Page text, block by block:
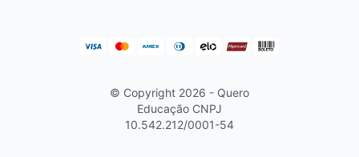
© Copyright 2026 - Quero
Educação CNPJ
10.542.212/0001-54